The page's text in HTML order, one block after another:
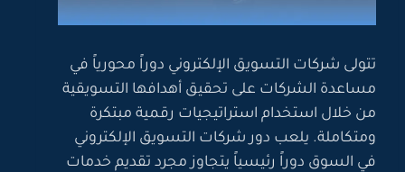
تتولى شركات التسويق الإلكتروني دوراً محورياً في
مساعدة الشركات على تحقيق أهدافها التسويقية
من خلال استخدام استراتيجيات رقمية مبتكرة
ومتكاملة. يلعب دور شركات التسويق الإلكتروني
في السوق دوراً رئيسياً يتجاوز مجرد تقديم خدمات